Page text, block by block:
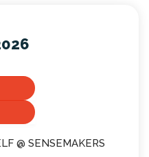
@ SENSEMAKERS